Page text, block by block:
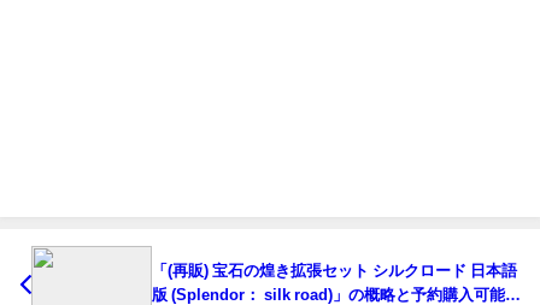
「(再販) 宝石の煌き拡張セット シルクロード 日本語
版 (Splendor： silk road)」の概略と予約購入可能な